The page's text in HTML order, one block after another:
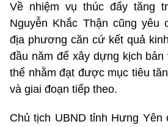
Về nhiệm vụ thúc đẩy tăng
Nguyễn Khắc Thận cũng yêu
địa phương căn cứ kết quả
đầu năm để xây dựng kịch bản
thể nhằm đạt được mục tiêu
và giai đoạn tiếp theo.
Chủ tịch UBND tỉnh Hưng Yên